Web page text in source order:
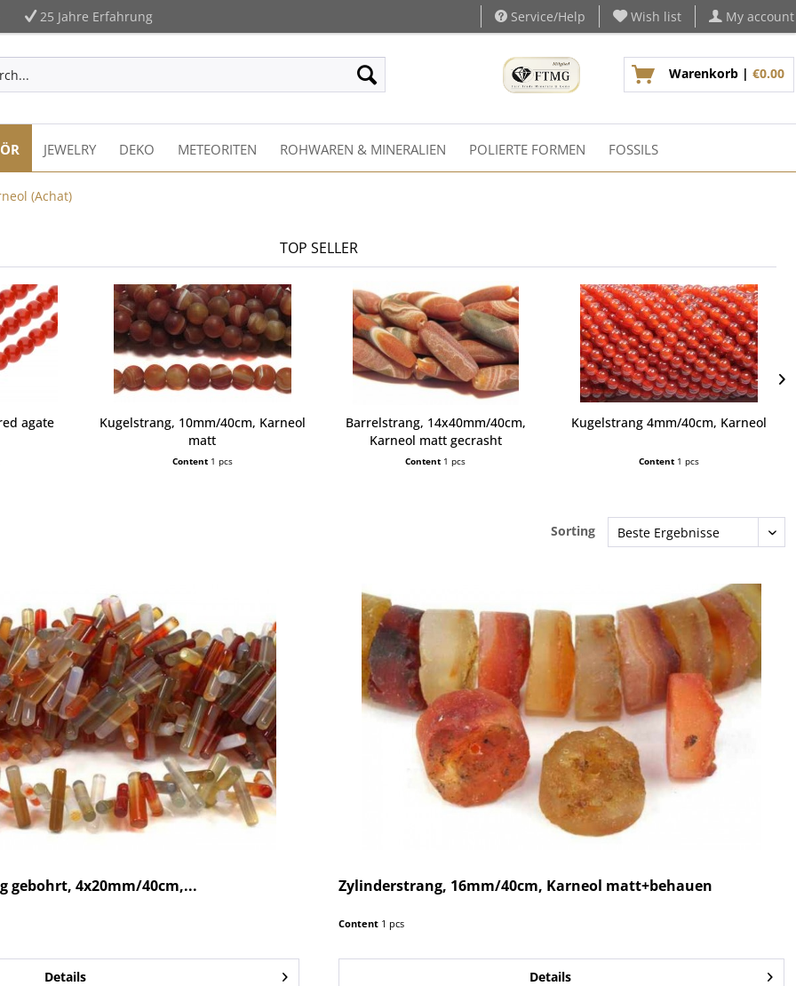
25 Jahre Erfahrung Service/Help Wish list My account
Warenkorb | €0.00
JEWELRY DEKO METEORITEN ROHWAREN & MINERALIEN POLIERTE FORMEN FOSSILS
(Achat)
TOP SELLER
agate
Kugelstrang, 10mm/40cm, Karneol
matt
Content 1 pcs
Barrelstrang, 14x40mm/40cm,
Karneol matt gecrasht
Content 1 pcs
Kugelstrang 4mm/40cm, Karneol
Content 1 pcs
Sorting
gebohrt, 4x20mm/40cm,...
Details
Zylinderstrang, 16mm/40cm, Karneol matt+behauen
Content 1 pcs
Details